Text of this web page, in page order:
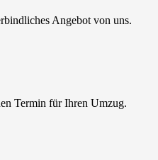
Angebot von uns.
Termin für Ihren Umzug.